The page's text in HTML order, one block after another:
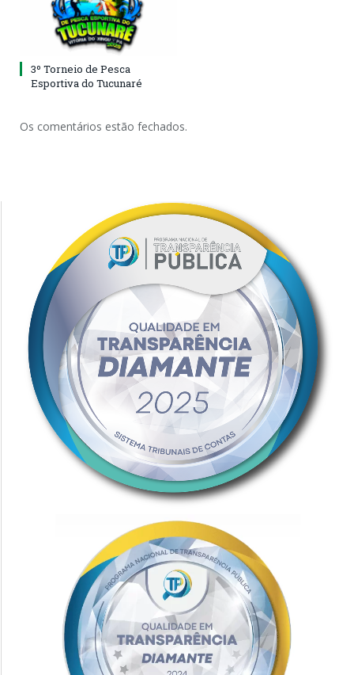
3º Torneio de Pesca
Esportiva do Tucunaré
Os comentários estão fechados.